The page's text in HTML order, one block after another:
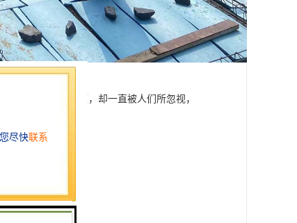
作为一种清洁能源，却一直被人们所忽视，